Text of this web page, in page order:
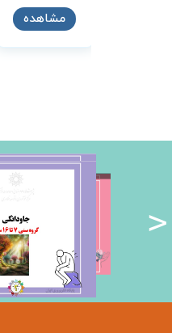
مشاهده
>